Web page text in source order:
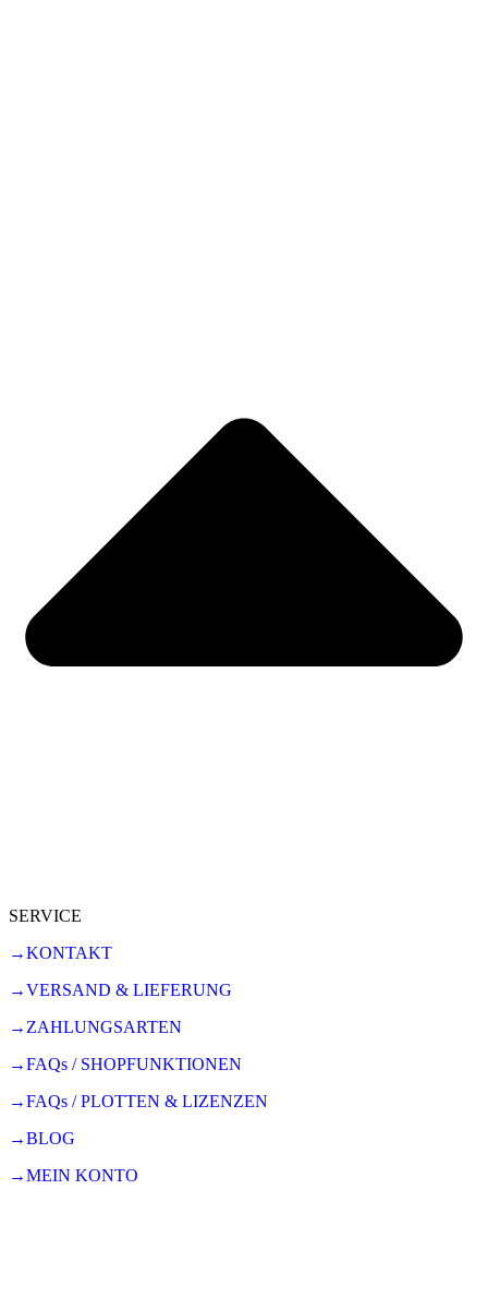
SERVICE
→KONTAKT
→VERSAND & LIEFERUNG
→ZAHLUNGSARTEN
→FAQs / SHOPFUNKTIONEN
→FAQs / PLOTTEN & LIZENZEN
→BLOG
→MEIN KONTO